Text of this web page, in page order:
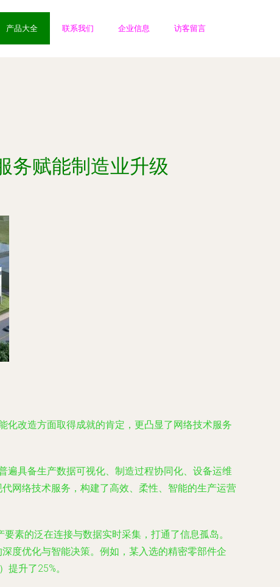
产品大全 联系我们 企业信息 访客留言
务赋能制造业升级
化改造方面取得成就的肯定，更凸显了网络技术服务
遍具备生产数据可视化、制造过程协同化、设备运维
网络技术服务，构建了高效、柔性、智能的生产运营
素的泛在连接与数据实时采集，打通了信息孤岛。
度优化与智能决策。例如，某入选的精密零部件企
升了25%。